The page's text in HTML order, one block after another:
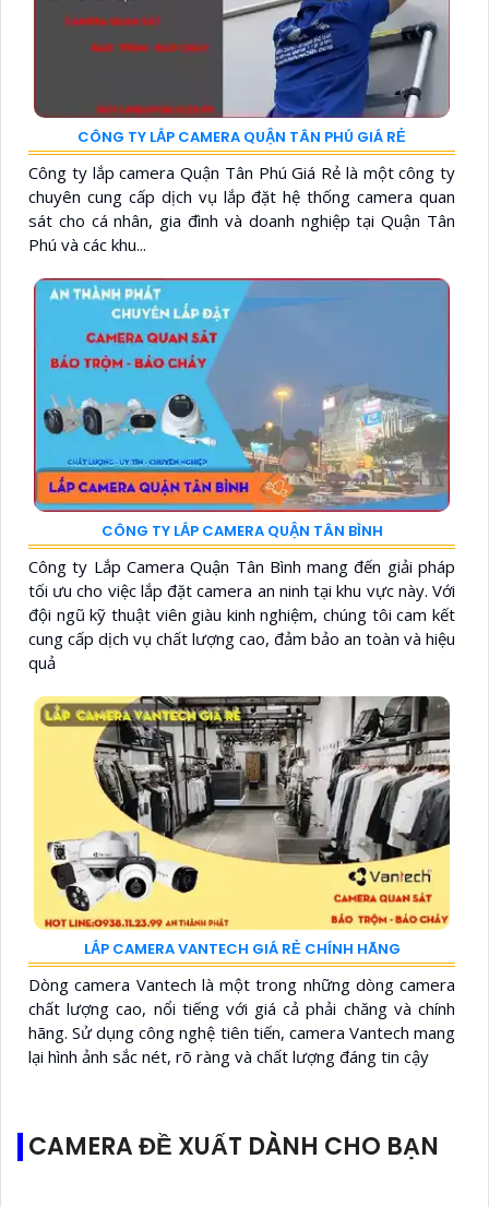
CÔNG TY LẮP CAMERA QUẬN TÂN PHÚ GIÁ RẺ
Công ty lắp camera Quận Tân Phú Giá Rẻ là một công ty
chuyên cung cấp dịch vụ lắp đặt hệ thống camera quan
sát cho cá nhân, gia đình và doanh nghiệp tại Quận Tân
Phú và các khu...
CÔNG TY LẮP CAMERA QUẬN TÂN BÌNH
Công ty Lắp Camera Quận Tân Bình mang đến giải pháp
tối ưu cho việc lắp đặt camera an ninh tại khu vực này. Với
đội ngũ kỹ thuật viên giàu kinh nghiệm, chúng tôi cam kết
cung cấp dịch vụ chất lượng cao, đảm bảo an toàn và hiệu
quả
LẮP CAMERA VANTECH GIÁ RẺ CHÍNH HÃNG
Dòng camera Vantech là một trong những dòng camera
chất lượng cao, nổi tiếng với giá cả phải chăng và chính
hãng. Sử dụng công nghệ tiên tiến, camera Vantech mang
lại hình ảnh sắc nét, rõ ràng và chất lượng đáng tin cậy
CAMERA ĐỀ XUẤT DÀNH CHO BẠN